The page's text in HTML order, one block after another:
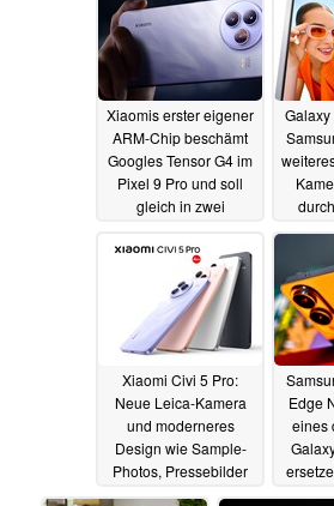
Xiaomis erster eigener
ARM-Chip beschämt
Googles Tensor G4 im
Pixel 9 Pro und soll
gleich in zwei
18.05.2025
Galaxy
Xiaomi Civi 5 Pro:
Neue Leica-Kamera
und moderneres
Design wie Sample-
Photos, Pressebilder
Edge
eines